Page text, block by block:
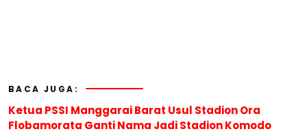
BACA JUGA:
Ketua PSSI Manggarai Barat Usul Stadion Ora
Flobamorata Ganti Nama Jadi Stadion Komodo